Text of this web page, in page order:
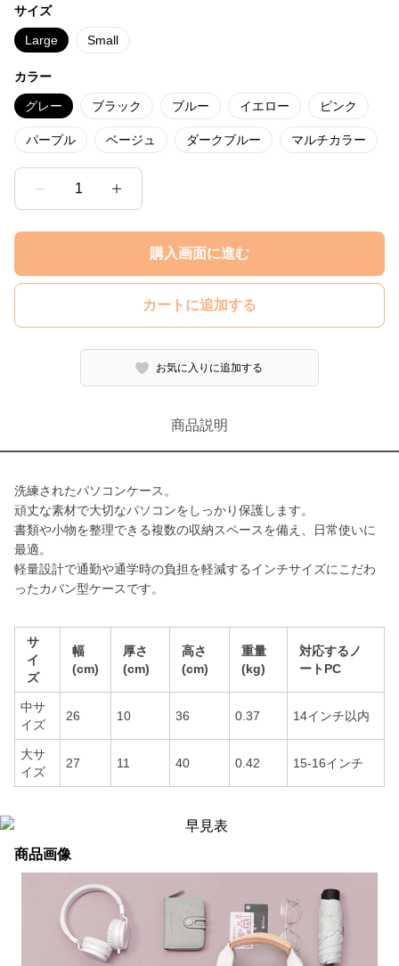
サイズ
Large Small
カラー
グレー ブラック ブルー イエロー ピンク
パープル ベージュ ダークブルー マルチカラー
1
購入画面に進む
カートに追加する
お気に入りに追加する
商品説明
洗練されたパソコンケース。
頑丈な素材で大切なパソコンをしっかり保護します。
書類や小物を整理できる複数の収納スペースを備え、日常使いに
最適。
軽量設計で通勤や通学時の負担を軽減するインチサイズにこだわ
ったカバン型ケースです。
サ
イ
ズ
幅
(cm)
厚さ
(cm)
高さ
(cm)
重量
(kg)
対応するノ
ートPC
中サ
イズ
26 10 36 0.37 14インチ以内
大サ
イズ
27 11 40 0.42 15-16インチ
商品画像